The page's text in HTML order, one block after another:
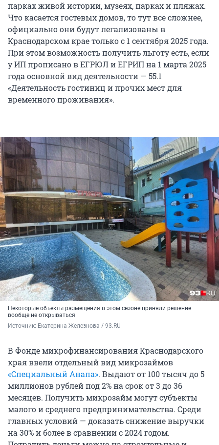
парках живой истории, музеях, парках и пляжах.
Что касается гостевых домов, то тут все сложнее,
официально они будут легализованы в
Краснодарском крае только с 1 сентября 2025 года.
При этом возможность получить льготу есть, если
у ИП прописано в ЕГРЮЛ и ЕГРИП на 1 марта 2025
года основной вид деятельности — 55.1
«Деятельность гостиниц и прочих мест для
временного проживания».
Некоторые объекты размещения в этом сезоне приняли решение
вообще не открываться
Источник: Екатерина Железнова / 93.RU
В Фонде микрофинансирования Краснодарского
края ввели отдельный вид микрозаймов
«Специальный Анапа». Выдают от 100 тысяч до 5
миллионов рублей под 2% на срок от 3 до 36
месяцев. Получить микрозайм могут субъекты
малого и среднего предпринимательства. Среди
главных условий — доказать снижение выручки
на 30% и более в сравнении с 2024 годом.